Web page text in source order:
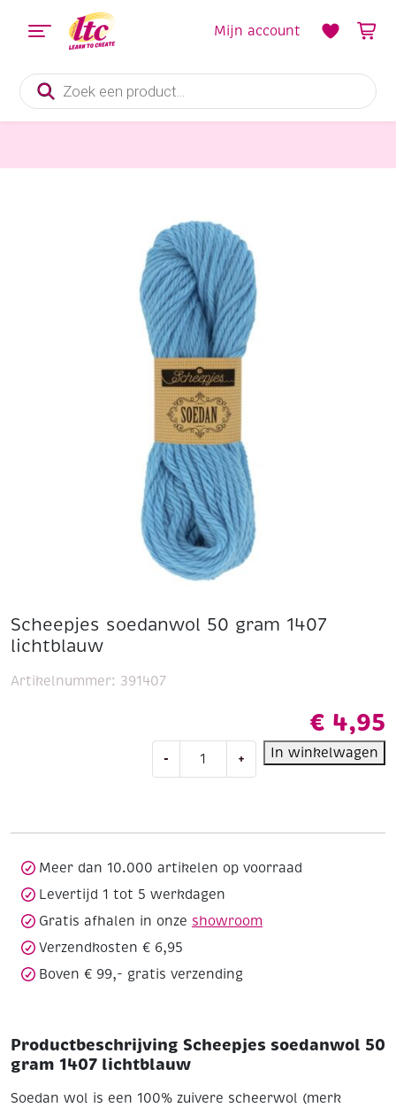
Producten
zoeken
Mijn account
Scheepjes soedanwol 50 gram 1407
lichtblauw
€ 4,95
-
soedanwol
aantal
+ In winkelwagen
Artikelnummer: 391407
Meer dan 10.000 artikelen op voorraad
Levertijd 1 tot 5 werkdagen
Gratis afhalen in onze showroom
Verzendkosten € 6,95
Boven € 99,- gratis verzending
Productbeschrijving Scheepjes soedanwol 50
gram 1407 lichtblauw
Soedan wol is een 100% zuivere scheerwol (merk